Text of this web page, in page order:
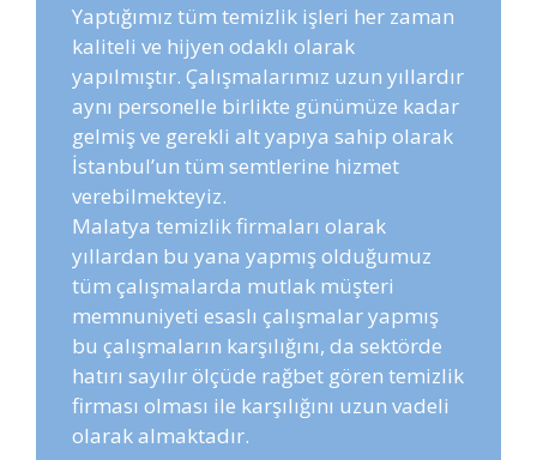
Yaptığımız tüm temizlik işleri her zaman
kaliteli ve hijyen odaklı olarak
yapılmıştır. Çalışmalarımız uzun yıllardır
aynı personelle birlikte günümüze kadar
gelmiş ve gerekli alt yapıya sahip olarak
İstanbul’un tüm semtlerine hizmet
verebilmekteyiz.
Malatya temizlik firmaları olarak
yıllardan bu yana yapmış olduğumuz
tüm çalışmalarda mutlak müşteri
memnuniyeti esaslı çalışmalar yapmış
bu çalışmaların karşılığını, da sektörde
hatırı sayılır ölçüde rağbet gören temizlik
firması olması ile karşılığını uzun vadeli
olarak almaktadır.